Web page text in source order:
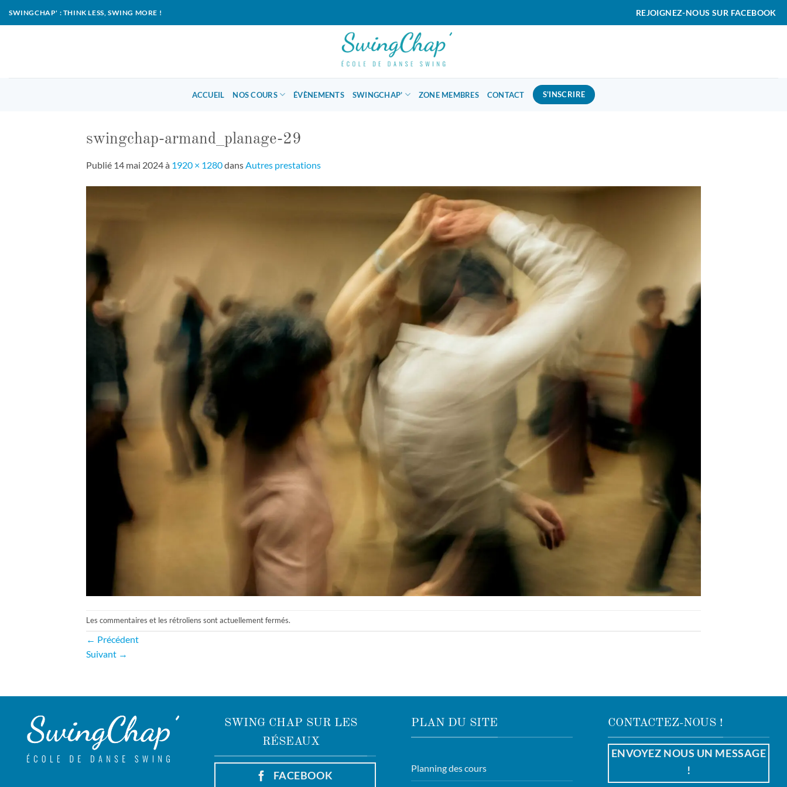
SWINGCHAP' : THINK LESS, SWING MORE ! REJOIGNEZ-NOUS SUR FACEBOOK
ACCUEIL NOS COURS ÉVÈNEMENTS SWINGCHAP’ ZONE MEMBRES CONTACT S'INSCRIRE
swingchap-armand_planage-29
Publié 14 mai 2024à 1920 × 1280dans Autres prestations
Les commentaires et les rétroliens sont actuellement fermés.
← Précédent
Suivant →
SWING CHAP SUR LES
RÉSEAUX
FACEBOOK
PLAN DU SITE
Planning des cours
CONTACTEZ-NOUS !
ENVOYEZ NOUS UN MESSAGE
!